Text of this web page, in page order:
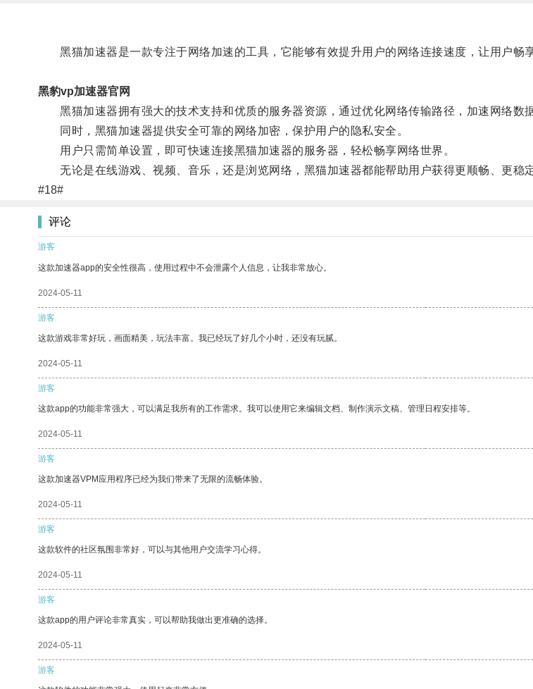
黑猫加速器是一款专注于网络加速的工具，它能够有效提升用户的网络连接速度，让用户畅享
黑豹vp加速器官网
黑猫加速器拥有强大的技术支持和优质的服务器资源，通过优化网络传输路径，加速网络数
同时，黑猫加速器提供安全可靠的网络加密，保护用户的隐私安全。
用户只需简单设置，即可快速连接黑猫加速器的服务器，轻松畅享网络世界。
无论是在线游戏、视频、音乐，还是浏览网络，黑猫加速器都能帮助用户获得更顺畅、更稳
#18#
评论
游客
这款加速器app的安全性很高，使用过程中不会泄露个人信息，让我非常放心。
2024-05-11
游客
这款游戏非常好玩，画面精美，玩法丰富。我已经玩了好几个小时，还没有玩腻。
2024-05-11
游客
这款app的功能非常强大，可以满足我所有的工作需求。我可以使用它来编辑文档、制作演示文稿、管理日程安排等。
2024-05-11
游客
这款加速器VPM应用程序已经为我们带来了无限的流畅体验。
2024-05-11
游客
这款软件的社区氛围非常好，可以与其他用户交流学习心得。
2024-05-11
游客
这款app的用户评论非常真实，可以帮助我做出更准确的选择。
2024-05-11
游客